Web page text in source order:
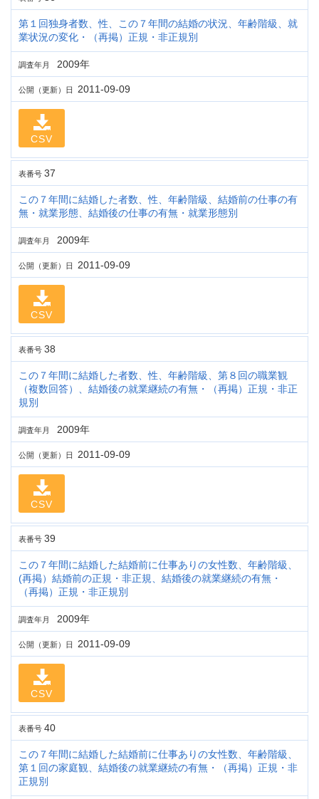
第１回独身者数、性、この７年間の結婚の状況、年齢階級、就
業状況の変化・（再掲）正規・非正規別
調査年月 2009年
公開（更新）日 2011-09-09
CSV
表番号 37
この７年間に結婚した者数、性、年齢階級、結婚前の仕事の有
無・就業形態、結婚後の仕事の有無・就業形態別
調査年月 2009年
公開（更新）日 2011-09-09
CSV
表番号 38
この７年間に結婚した者数、性、年齢階級、第８回の職業観
（複数回答）、結婚後の就業継続の有無・（再掲）正規・非正
規別
調査年月 2009年
公開（更新）日 2011-09-09
CSV
表番号 39
この７年間に結婚した結婚前に仕事ありの女性数、年齢階級、
(再掲）結婚前の正規・非正規、結婚後の就業継続の有無・
（再掲）正規・非正規別
調査年月 2009年
公開（更新）日 2011-09-09
CSV
表番号 40
この７年間に結婚した結婚前に仕事ありの女性数、年齢階級、
第１回の家庭観、結婚後の就業継続の有無・（再掲）正規・非
正規別